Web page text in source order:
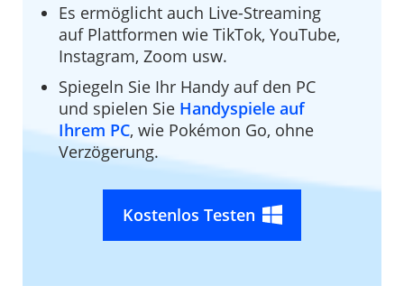
Es ermöglicht auch Live-Streaming
auf Plattformen wie TikTok, YouTube,
Instagram, Zoom usw.
Spiegeln Sie Ihr Handy auf den PC
und spielen Sie Handyspiele auf
Ihrem PC, wie Pokémon Go, ohne
Verzögerung.
Kostenlos Testen